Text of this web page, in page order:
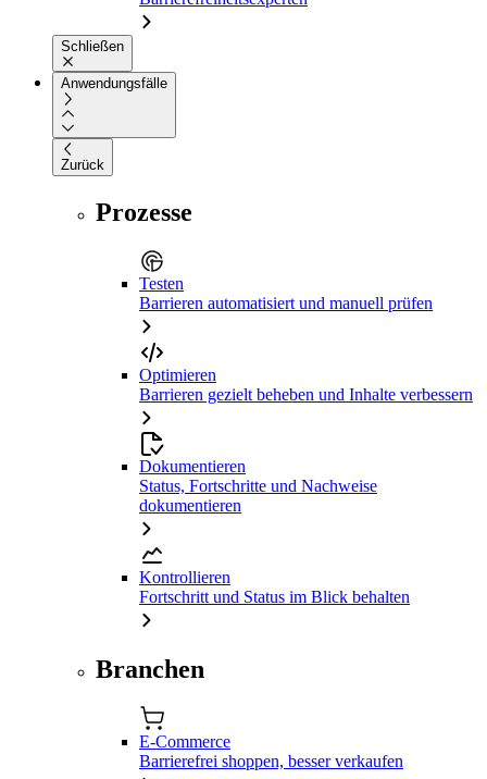
Schließen
Anwendungsfälle
Zurück
Prozesse
Testen
Barrieren automatisiert und manuell prüfen
Optimieren
Barrieren gezielt beheben und Inhalte verbessern
Dokumentieren
Status, Fortschritte und Nachweise
dokumentieren
Kontrollieren
Fortschritt und Status im Blick behalten
Branchen
E-Commerce
Barrierefrei shoppen, besser verkaufen